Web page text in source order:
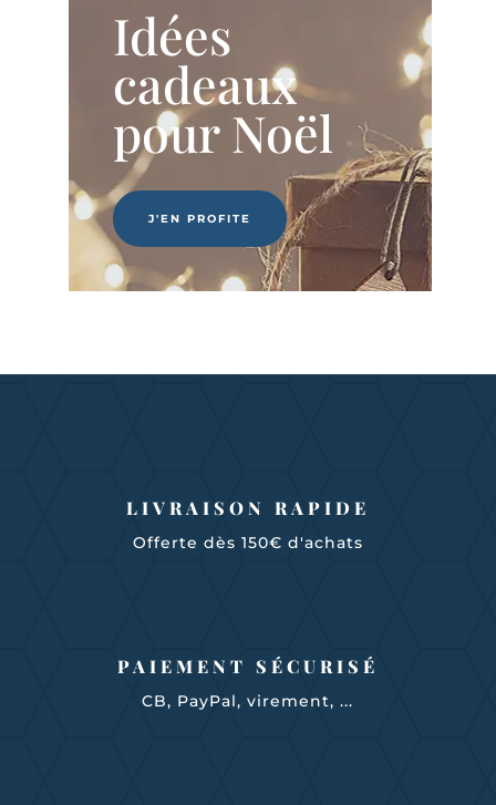
Idées
cadeaux
pour Noël
J'EN PROFITE
LIVRAISON RAPIDE
Offerte dès 150€ d'achats
PAIEMENT SÉCURISÉ
CB, PayPal, virement, ...